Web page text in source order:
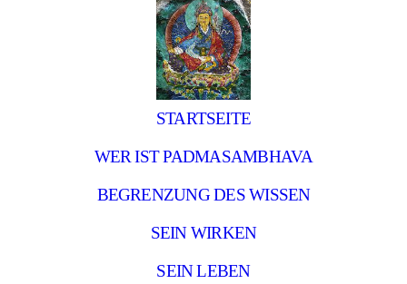
STARTSEITE
WER IST PADMASAMBHAVA
BEGRENZUNG DES WISSEN
SEIN WIRKEN
SEIN LEBEN